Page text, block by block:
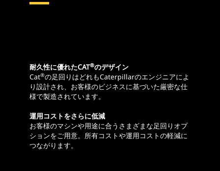
耐久性に優れたCAT®のデザイン
Cat®の足回りはどれもCaterpillarのエンジニアによ
り設計され、お客様のビジネスに基づいた厳密な仕
様で製造されています。
運用コストをさらに低減
お客様のマシンや用途に合うさまざまな足回りオプ
ションをご用意。所有コストや運用コストの軽減に
つながります。